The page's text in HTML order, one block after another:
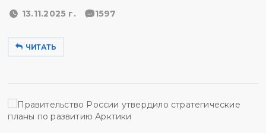
13.11.2025 г. 1597
ЧИТАТЬ